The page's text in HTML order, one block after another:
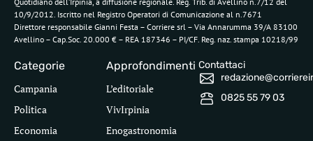
10/9/2012. Iscritto nel Registro Operatori di Comunicazione al n.7671
Direttore responsabile Gianni Festa – Corriere srl – Via Annarumma 39/A 83100
Avellino – Cap.Soc. 20.000 € – REA 187346 – PI/CF. Reg. naz. stampa 10218/99
Categorie
Campania
Politica
Economia
Approfondimenti
L’editoriale
VivIrpinia
Enogastronomia
Contattaci
0825 55 79 03